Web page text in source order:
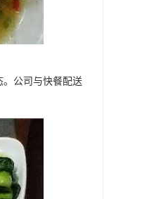
。公司与快餐配送